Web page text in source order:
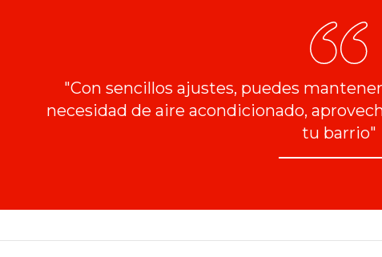
"Con sencillos ajustes, puedes
necesidad de aire acondicionado,
tu barrio"